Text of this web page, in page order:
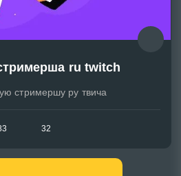
ru twitch
стримершу ру твича
32